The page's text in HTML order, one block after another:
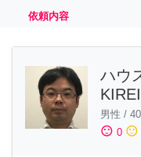
依頼内容
ハウ
男性 /
sentiment_satisfied 0 sentiment_neutral